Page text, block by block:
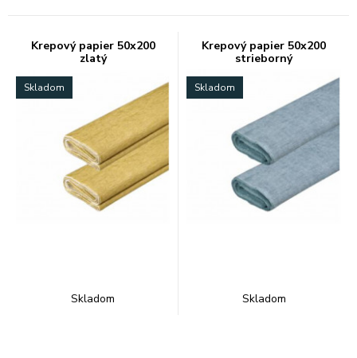
Krepový papier 50x200
zlatý
Skladom
Skladom
Krepový papier 50x200
strieborný
Skladom
Skladom